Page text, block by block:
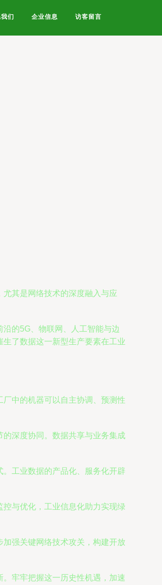
们 企业信息 访客留言
其是网络技术的深度融入与应
的5G、物联网、人工智能与边
了数据这一新型生产要素在工业
中的机器可以自主协调、预测性
深度协同。数据共享与业务集成
工业数据的产品化、服务化开辟
与优化，工业信息化助力实现绿
强关键网络技术攻关，构建开放
牢牢把握这一历史性机遇，加速